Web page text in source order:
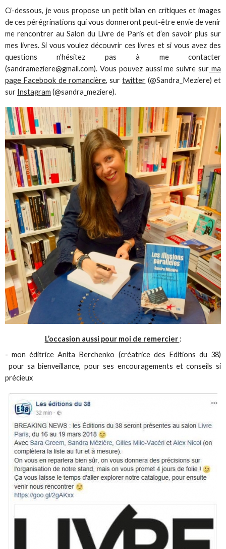
Ci-dessous, je vous propose un petit bilan en critiques et images
de ces pérégrinations qui vous donneront peut-être envie de venir
me rencontrer au Salon du Livre de Paris et d’en savoir plus sur
mes livres. Si vous voulez découvrir ces livres et si vous avez des
questions n’hésitez pas à me contacter
(sandrameziere@gmail.com). Vous pouvez aussi me suivre sur ma
page Facebook de romancière, surtwitter (@Sandra_Meziere) et
sur Instagram (@sandra_meziere).
L’occasion aussi pour moi de remercier :
- mon éditrice Anita Berchenko (créatrice des Editions du 38)
pour sa bienveillance, pour ses encouragements et conseils si
précieux